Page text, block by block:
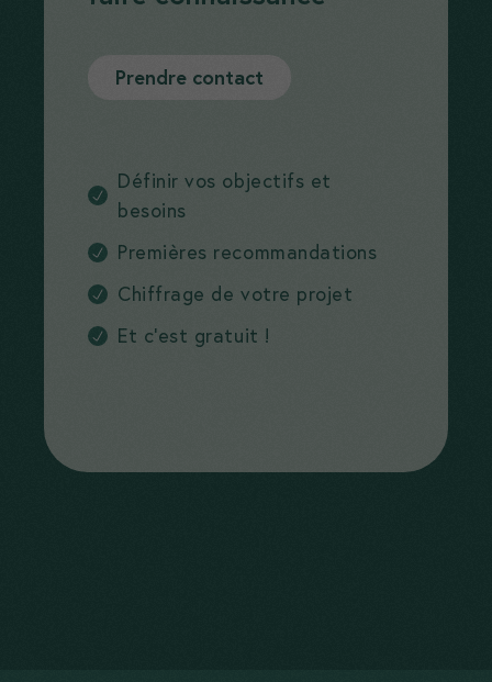
Prendre contact
Définir vos objectifs et
besoins
Premières recommandations
Chiffrage de votre projet
Et c’est gratuit !